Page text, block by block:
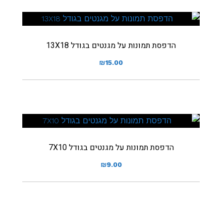
הדפסת תמונות על מגנטים בגודל 13X18
₪15.00
הדפסת תמונות על מגנטים בגודל 7X10
₪9.00